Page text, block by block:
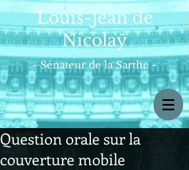
Louis-Jean de
Nicolaÿ
- Sénateur de la Sarthe -
Question orale sur la
couverture mobile